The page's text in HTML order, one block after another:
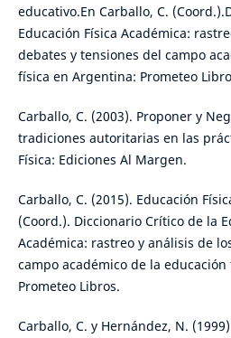
educativo.En Carballo, C.
Educación Física Académica:
debates y tensiones del campo
física en Argentina: Prometeo
Carballo, C. (2003). Proponer y
tradiciones autoritarias en las
Física: Ediciones Al Margen.
Carballo, C. (2015). Educación
(Coord.). Diccionario Crítico de la
Académica: rastreo y análisis de
campo académico de la
Prometeo Libros.
Carballo, C. y Hernández, N.